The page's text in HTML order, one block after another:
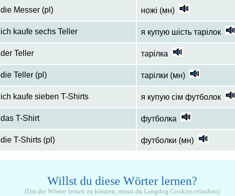
die Messer (pl) ножі (мн)
ich kaufe sechs Teller я купую шість тарілок
der Teller тарілка
die Teller (pl) тарілки (мн)
ich kaufe sieben T-Shirts я купую сім футболок
das T-Shirt футболка
die T-Shirts (pl) футболки (мн)
Willst du diese Wörter lernen?
(Um die Wörter lernen zu können, musst du Langdog Cookies erlauben)